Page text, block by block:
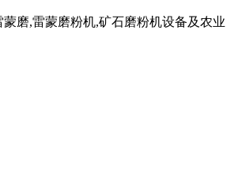
磨,雷蒙磨粉机,矿石磨粉机设备及农业